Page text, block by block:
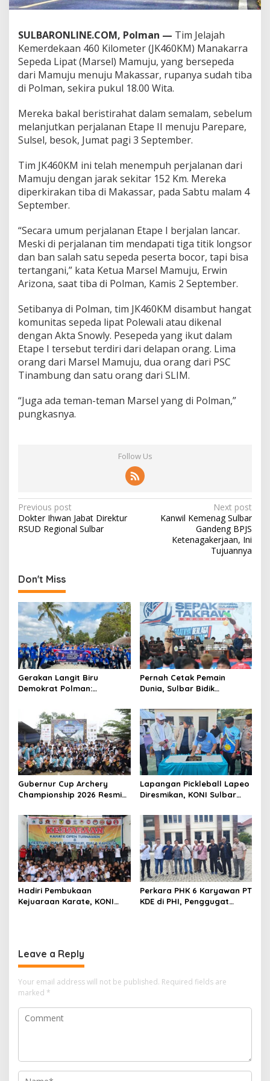
0
M
T
i
b
a
d
i
o
l
m
n
SULBARONLINE.COM, Polman — Tim Jelajah
Kemerdekaan 460 Kilometer (JK460KM) Manakarra
Sepeda Lipat (Marsel) Mamuju, yang bersepeda
dari Mamuju menuju Makassar, rupanya sudah tiba
di Polman, sekira pukul 18.00 Wita.
Mereka bakal beristirahat dalam semalam, sebelum
melanjutkan perjalanan Etape II menuju Parepare,
Sulsel, besok, Jumat pagi 3 September.
Tim JK460KM ini telah menempuh perjalanan dari
Mamuju dengan jarak sekitar 152 Km. Mereka
diperkirakan tiba di Makassar, pada Sabtu malam 4
September.
“Secara umum perjalanan Etape I berjalan lancar.
Meski di perjalanan tim mendapati tiga titik longsor
dan ban salah satu sepeda peserta bocor, tapi bisa
tertangani,” kata Ketua Marsel Mamuju, Erwin
Arizona, saat tiba di Polman, Kamis 2 September.
Setibanya di Polman, tim JK460KM disambut hangat
komunitas sepeda lipat Polewali atau dikenal
dengan Akta Snowly. Pesepeda yang ikut dalam
Etape I tersebut terdiri dari delapan orang. Lima
orang dari Marsel Mamuju, dua orang dari PSC
Tinambung dan satu orang dari SLIM.
“Juga ada teman-teman Marsel yang di Polman,”
pungkasnya.
Follow Us
P
o
n
a
v
i
g
a
t
i
n
Previous post
Dokter Ihwan Jabat Direktur
RSUD Regional Sulbar
Next post
Kanwil Kemenag Sulbar
Gandeng BPJS
Ketenagakerjaan, Ini
Tujuannya
Don't Miss
Gerakan Langit Biru
Demokrat Polman:
Kesehatan dan Donor
Darah
Pernah Cetak Pemain
Dunia, Sulbar Bidik
Liga Regional Sulawesi
Gubernur Cup Archery
Championship 2026 Resmi
Berlaga
Lapangan Pickleball Lapeo
Diresmikan, KONI Sulbar
Diminati Masyarakat
Hadiri Pembukaan
Kejuaraan Karate, KONI
Perkara PHK 6 Karyawan PT
KDE di PHI, Penggugat
Leave a Reply
Your email address will not be published. Required fields are
marked *